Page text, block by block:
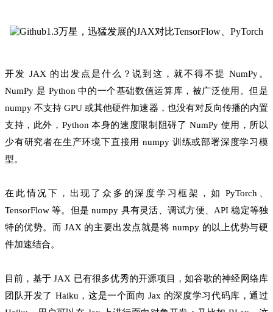
开发 JAX 的出发点是什么？说到这，就不得不提 NumPy。
NumPy 是 Python 中的一个基础数值运算库，被广泛使用。但是
numpy 不支持 GPU 或其他硬件加速器，也没有对反向传播的内置
支持，此外，Python 本身的速度限制阻碍了 NumPy 使用，所以
少有研究者在生产环境下直接用 numpy 训练或部署深度学习模
型。
在此情况下，出现了众多的深度学习框架，如 PyTorch、
TensorFlow 等。但是 numpy 具有灵活、调试方便、API 稳定等独
特的优势。而 JAX 的主要出发点就是将 numpy 的以上优势与硬
件加速结合。
目前，基于 JAX 已有很多优秀的开源项目，如谷歌的神经网络库
团队开发了 Haiku，这是一个面向 Jax 的深度学习代码库，通过